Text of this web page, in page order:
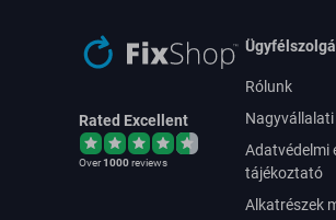
Rated Excellent
Over1000reviews
Rólunk
Adatvédelmi
tájékoztató
Alkatrészek